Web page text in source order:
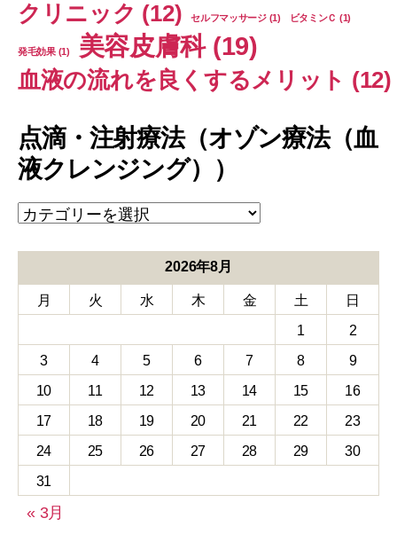
クリニック (12) セルフマッサージ(1) ビタミンＣ (1)
発毛効果(1) 美容皮膚科(19)
血液の流れを良くするメリット (12)
点滴・注射療法（オゾン療法（血
液クレンジング））
点
滴・
療
療
（血
液
レ
ジ
2026年8月
月 火 水 木 金 土
日
1
2
3
4 5 6 7 8
9
10
11 12 13 14 15
16
17
18 19 20 21 22
23
24
25 26 27 28 29
30
31
« 3月